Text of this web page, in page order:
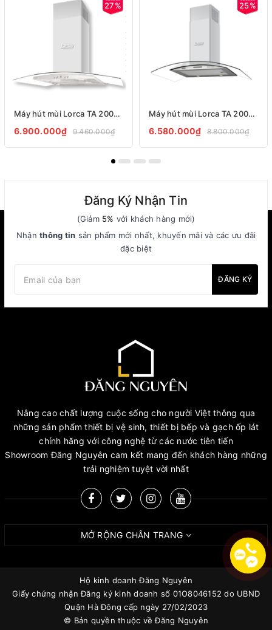
27%
Máy hút mùi Lorca TA 2005P – 70cm
6.900.000₫ 9.460.000₫
25%
Máy hút mùi Lorca TA 2005S
6.580.000₫ 8.800.000₫
Đăng Ký Nhận Tin
(Giảm 5% với khách hàng mới)
Nhận thông tin sản phẩm mới nhất, khuyến mãi và các ưu đãi
đặc biệt
ĐĂNG KÝ
Nâng cao chất lượng cuộc sống cho người Việt thông qua
những sản phẩm thiết bị vệ sinh, thiết bị bếp và gạch ốp lát
chính hãng với công nghệ từ các nước tiên tiến
Showroom Đăng Nguyên cam kết mang đến khách hàng những
trải nghiệm tuyệt vời nhất
MỞ RỘNG CHÂN TRANG
Hộ kinh doanh Đăng Nguyên
Giấy chứng nhận Đăng ký kinh doanh số 01O8046152 do UBND
Quận Hà Đông cấp ngày 27/02/2023
© Bản quyền thuộc vềĐăng Nguyên